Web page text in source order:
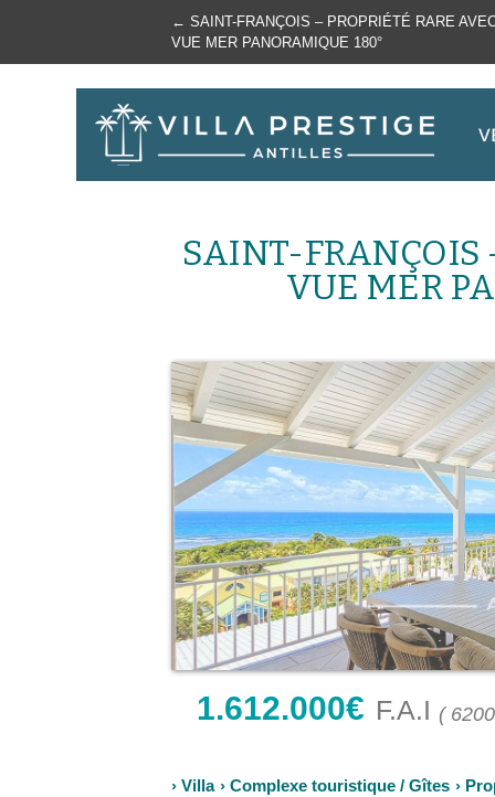
SAINT-FRANÇOIS
VUE MER
1.612.000€ F.A.I (
› Villa › Complexe touristique / Gîtes ›
← SAINT-FRANÇOIS – PROPRIÉTÉ RARE
VUE MER PANORAMIQUE 180°